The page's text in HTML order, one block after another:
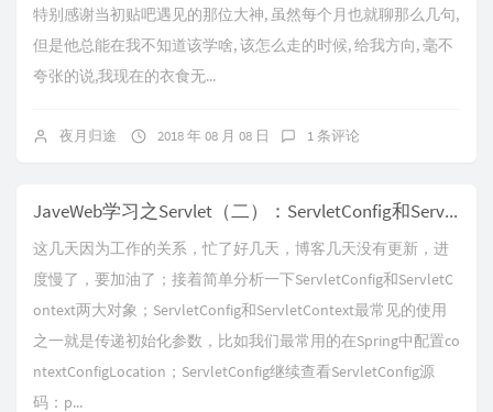
特别感谢当初贴吧遇见的那位大神, 虽然每个月也就聊那么几句,
但是他总能在我不知道该学啥, 该怎么走的时候, 给我方向, 毫不
夸张的说,我现在的衣食无...
夜月归途 2018 年 08 月 08 日 1 条评论
JaveWeb学习之Servlet（二）：ServletConfig和ServletContext
这几天因为工作的关系，忙了好几天，博客几天没有更新，进
度慢了，要加油了；接着简单分析一下ServletConfig和ServletC
ontext两大对象；ServletConfig和ServletContext最常见的使用
之一就是传递初始化参数，比如我们最常用的在Spring中配置co
ntextConfigLocation；ServletConfig继续查看ServletConfig源
码：p...